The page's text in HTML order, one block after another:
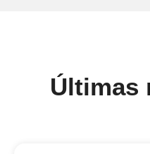
Últimas